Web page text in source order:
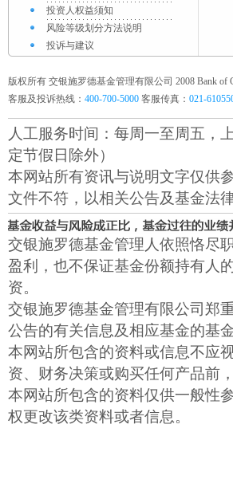
投资人权益须知
风险等级划分方法说明
投诉与建议
版权所有 交银施罗德基金管理有限公司 2008 Bank of
客服及投诉热线： 400-700-5000 客服传真： 021-
人工服务时间：每周一至周五，
定节假日除外）
本网站所有资讯与说明文字仅供
文件不符，以相关公告及基金法
交银施罗德基金管理人依照恪尽
盈利，也不保证基金份额持有人
资。
交银施罗德基金管理有限公司郑
公告的有关信息及相应基金的基
本网站所包含的资料或信息不应
资、财务决策或购买任何产品前
本网站所包含的资料仅供一般性
权更改该类资料或者信息。